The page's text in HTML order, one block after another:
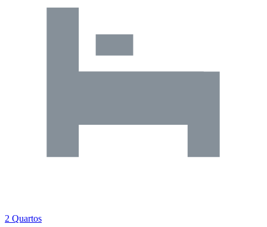
2 Quartos